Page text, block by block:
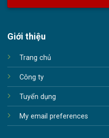
Giới thiệu
Trang chủ
Công ty
Tuyển dụng
My email preferences